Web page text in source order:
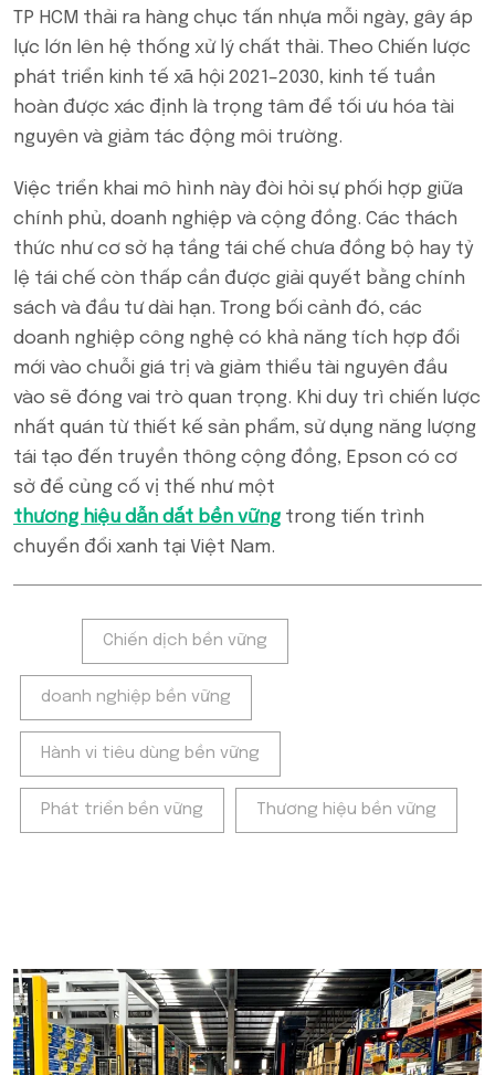
TP HCM thải ra hàng chục tấn nhựa mỗi ngày, gây áp
lực lớn lên hệ thống xử lý chất thải. Theo Chiến lược
phát triển kinh tế xã hội 2021–2030, kinh tế tuần
hoàn được xác định là trọng tâm để tối ưu hóa tài
nguyên và giảm tác động môi trường.
Việc triển khai mô hình này đòi hỏi sự phối hợp giữa
chính phủ, doanh nghiệp và cộng đồng. Các thách
thức như cơ sở hạ tầng tái chế chưa đồng bộ hay tỷ
lệ tái chế còn thấp cần được giải quyết bằng chính
sách và đầu tư dài hạn. Trong bối cảnh đó, các
doanh nghiệp công nghệ có khả năng tích hợp đổi
mới vào chuỗi giá trị và giảm thiểu tài nguyên đầu
vào sẽ đóng vai trò quan trọng. Khi duy trì chiến lược
nhất quán từ thiết kế sản phẩm, sử dụng năng lượng
tái tạo đến truyền thông cộng đồng, Epson có cơ
sở để củng cố vị thế như một
thương hiệu dẫn dắt bền vững trong tiến trình
chuyển đổi xanh tại Việt Nam.
Chiến dịch bền vững
doanh nghiệp bền vững
Hành vi tiêu dùng bền vững
Phát triển bền vững Thương hiệu bền vững